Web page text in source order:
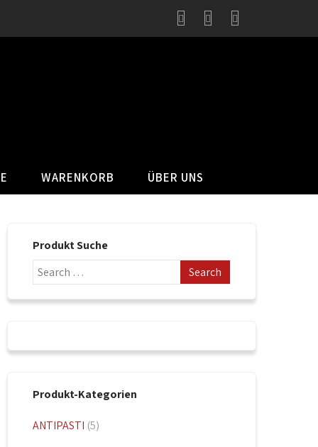
WARENKORB ÜBER UNS
Produkt Suche
Produkt-Kategorien
ANTIPASTI (5)